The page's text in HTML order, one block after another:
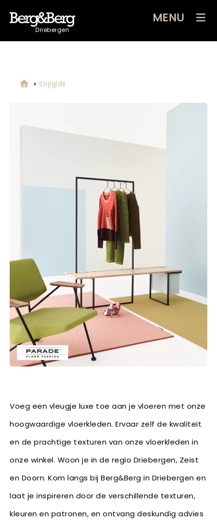
Driebergen
MENU
» Stijlgids
Voeg een vleugje luxe toe aan je vloeren met onze
hoogwaardige vloerkleden. Ervaar zelf de kwaliteit
en de prachtige texturen van onze vloerkleden in
onze winkel. Woon je in de regio Driebergen, Zeist
en Doorn. Kom langs bij Berg&Berg in Driebergen en
laat je inspireren door de verschillende texturen,
kleuren en patronen, en ontvang deskundig advies